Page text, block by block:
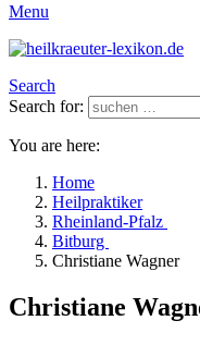
Menu
Search
Search for:
You are here:
Home
Heilpraktiker
Rheinland-Pfalz
Bitburg
Christiane Wagner
Christiane